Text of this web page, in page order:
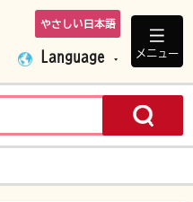
下妻市ホームペ
やさしい日本語
Language メニュー